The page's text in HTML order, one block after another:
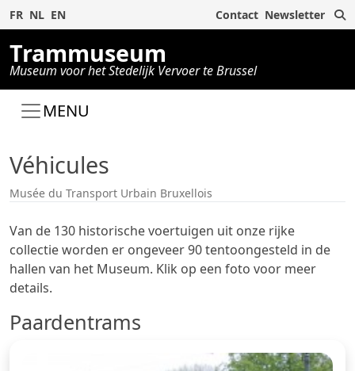
FR NL EN Contact Newsletter
Trammuseum
Museum voor het Stedelijk Vervoer te Brussel
MENU
Véhicules
Musée du Transport Urbain Bruxellois
Van de 130 historische voertuigen uit onze rijke
collectie worden er ongeveer 90 tentoongesteld in de
hallen van het Museum. Klik op een foto voor meer
details.
Paardentrams